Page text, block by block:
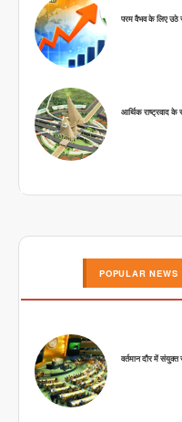
परम वैभव के लिए
आर्थिक राष्ट्रवाद
POPULAR NEWS
वर्तमान दौर में संयुक्त